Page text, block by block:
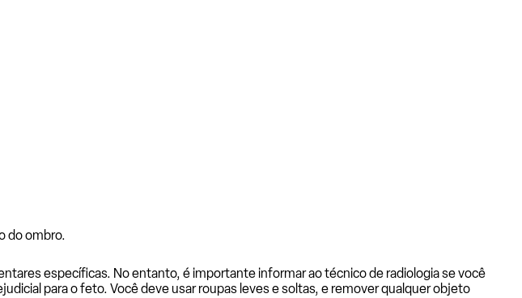
do ombro.
específicas. No entanto, é importante informar ao técnico de radiologia se você
para o feto. Você deve usar roupas leves e soltas, e remover qualquer objeto